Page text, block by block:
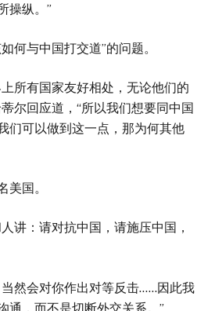
操纵。”
何与中国打交道”的问题。
所有国家友好相处，无论他们的
尔回应道，“所以我们想要同中国
们可以做到这一点，那为何其他
美国。
讲：请对抗中国，请施压中国，
然会对你作出对等反击……因此我
通，而不是切断外交关系。”